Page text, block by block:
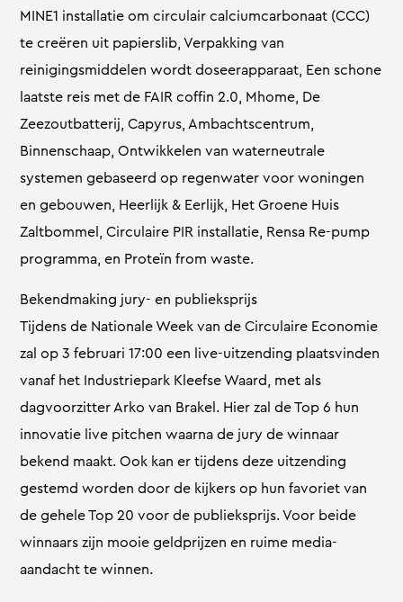
MINE1 installatie om circulair calciumcarbonaat (CCC)
te creëren uit papierslib, Verpakking van
reinigingsmiddelen wordt doseerapparaat, Een schone
laatste reis met de FAIR coffin 2.0, Mhome, De
Zeezoutbatterij, Capyrus, Ambachtscentrum,
Binnenschaap, Ontwikkelen van waterneutrale
systemen gebaseerd op regenwater voor woningen
en gebouwen, Heerlijk & Eerlijk, Het Groene Huis
Zaltbommel, Circulaire PIR installatie, Rensa Re-pump
programma, en Proteïn from waste.
Bekendmaking jury- en publieksprijs
Tijdens de Nationale Week van de Circulaire Economie
zal op 3 februari 17:00 een live-uitzending plaatsvinden
vanaf het Industriepark Kleefse Waard, met als
dagvoorzitter Arko van Brakel. Hier zal de Top 6 hun
innovatie live pitchen waarna de jury de winnaar
bekend maakt. Ook kan er tijdens deze uitzending
gestemd worden door de kijkers op hun favoriet van
de gehele Top 20 voor de publieksprijs. Voor beide
winnaars zijn mooie geldprijzen en ruime media-
aandacht te winnen.